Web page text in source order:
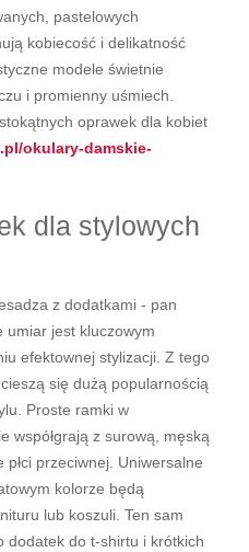
pastelowych
kobiecość i delikatność
modele świetnie
i promienny uśmiech.
oprawek dla kobiet
okulary-damskie-
dla stylowych
z dodatkami - pan
umiar jest kluczowym
efektownej stylizacji. Z tego
się dużą popularnością
Proste ramki w
współgrają z surową, męską
przeciwnej. Uniwersalne
kolorze będą
lub koszuli. Ten sam
dodatek do t-shirtu i krótkich